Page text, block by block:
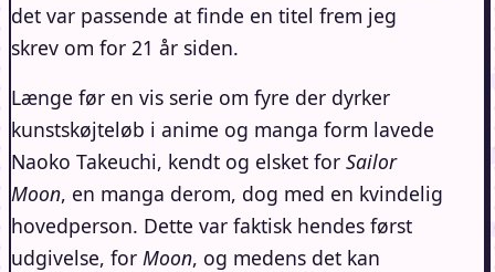
det var passende at finde en titel frem jeg
skrev om for 21 år siden.
Længe før en vis serie om fyre der dyrker
kunstskøjteløb i anime og manga form lavede
Naoko Takeuchi, kendt og elsket for Sailor
Moon, en manga derom, dog med en kvindelig
hovedperson. Dette var faktisk hendes først
udgivelse, for Moon, og medens det kan